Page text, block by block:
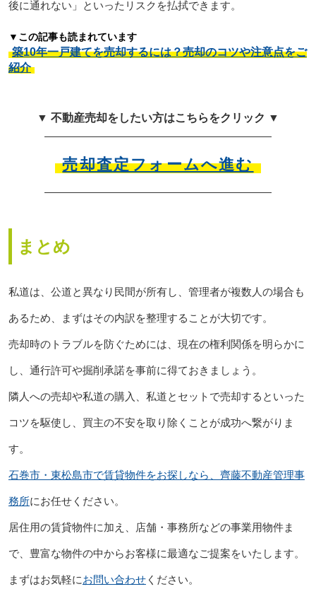
後に通れない」といったリスクを払拭できます。
▼この記事も読まれています
築10年一戸建てを売却するには？売却のコツや注意点をご
紹介
▼ 不動産売却をしたい方はこちらをクリック ▼
売却査定フォームへ進む
まとめ
私道は、公道と異なり民間が所有し、管理者が複数人の場合も
あるため、まずはその内訳を整理することが大切です。
売却時のトラブルを防ぐためには、現在の権利関係を明らかに
し、通行許可や掘削承諾を事前に得ておきましょう。
隣人への売却や私道の購入、私道とセットで売却するといった
コツを駆使し、買主の不安を取り除くことが成功へ繋がりま
す。
石巻市・東松島市で賃貸物件をお探しなら、齊藤不動産管理事
務所にお任せください。
居住用の賃貸物件に加え、店舗・事務所などの事業用物件ま
で、豊富な物件の中からお客様に最適なご提案をいたします。
まずはお気軽にお問い合わせください。